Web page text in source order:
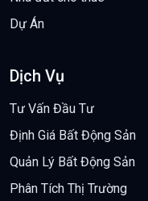
Dự Án
Dịch Vụ
Tư Vấn Đầu Tư
Định Giá Bất Động Sản
Quản Lý Bất Động Sản
Phân Tích Thị Trường